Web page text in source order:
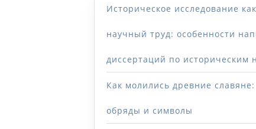
Историческое исследование как
научный труд: особенности
диссертаций по историческим
Как молились древние славяне:
обряды и символы